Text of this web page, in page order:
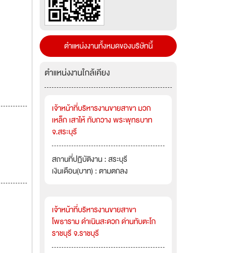
ตำแหน่งงานทั้งหมดของบริษัทนี้
ตำแหน่งงานใกล้เคียง
เจ้าหน้าที่บริหารงานขายสาขา มวก
เหล็ก เสาไห้ ทับกวาง พระพุทธบาท
จ.สระบุรี
สถานที่ปฏิบัติงาน : สระบุรี
เงินเดือน(บาท) : ตามตกลง
เจ้าหน้าที่บริหารงานขายสาขา
โพธาราม ดำเนินสะดวก ด่านทับตะโก
ราชบุรี จ.ราชบุรี